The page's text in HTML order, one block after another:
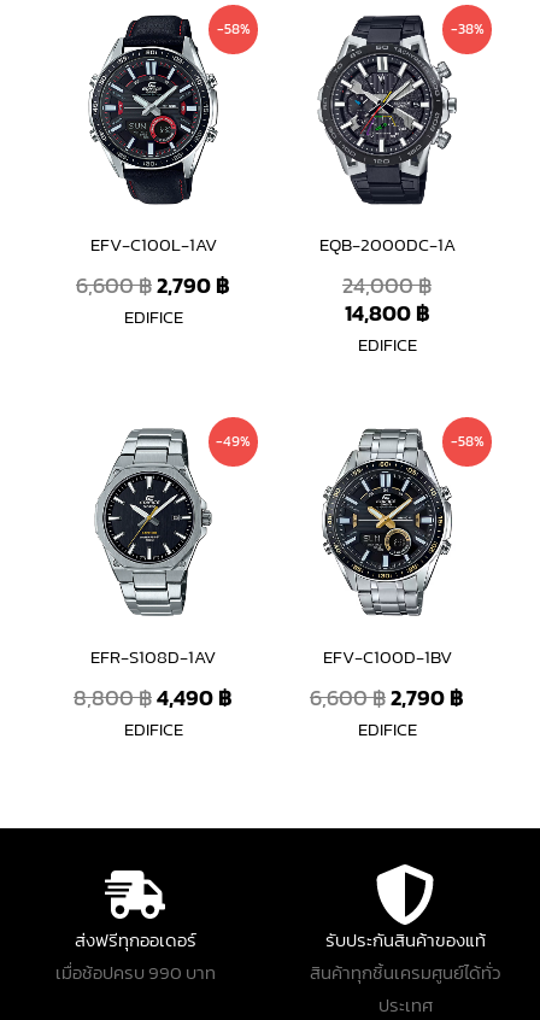
-58%
EFV-C100L-1AV
6,600฿
Original
price
was:
6,600 ฿.
2,790฿
Current
price
EDIFICE
-38%
EQB-2000DC-1A
24,000฿
Original
price
was:
24,000 ฿.
14,800฿
Current
price
is:
14,800 ฿.
EDIFICE
-49%
EFR-S108D-1AV
8,800฿
Original
price
was:
8,800 ฿.
4,490฿
Current
price
EDIFICE
-58%
EFV-C100D-1BV
6,600฿
Original
price
was:
6,600 ฿.
2,790฿
Current
price
EDIFICE
ส่งฟรีทุกออเดอร์
เมื่อช้อปครบ 990 บาท
รับประกันสินค้าของแท้
สินค้าทุกชิ้นเครมศูนย์ได้ทั่ว
ประเทศ